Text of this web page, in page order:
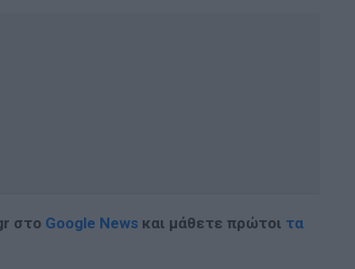
στο Google News και μάθετε πρώτοι τα